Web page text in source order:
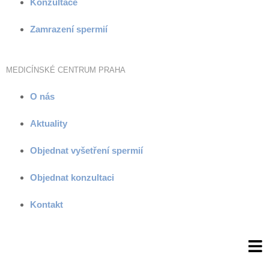
Konzultace
Zamrazení spermií
MEDICÍNSKÉ CENTRUM PRAHA
O nás
Aktuality
Objednat vyšetření spermií
Objednat konzultaci
Kontakt